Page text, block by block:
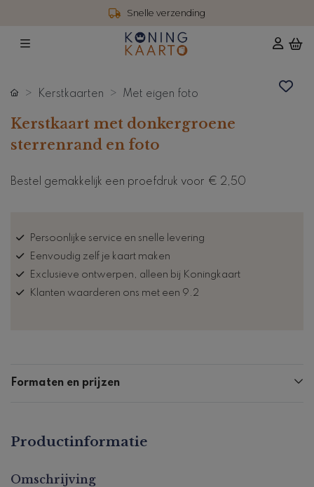
Snelle verzending
Kerstkaarten Met eigen foto
Kerstkaart met donkergroene
sterrenrand en foto
Bestel gemakkelijk een proefdruk voor € 2,50
Persoonlijke service en snelle levering
Eenvoudig zelf je kaart maken
Exclusieve ontwerpen, alleen bij Koningkaart
Klanten waarderen ons met een 9.2
Formaten en prijzen
Productinformatie
Omschrijving